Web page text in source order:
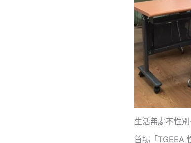
生活無處不性
首場「TGEEA